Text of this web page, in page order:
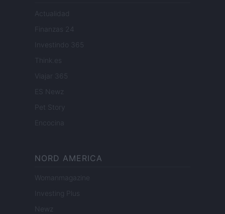
Actualidad
Finanzas 24
Investindo 365
Think.es
Viajar 365
ES Newz
Pet Story
Encocina
NORD AMERICA
Womanmagazine
Investing Plus
Newz